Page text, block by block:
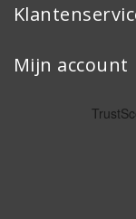
Mijn account